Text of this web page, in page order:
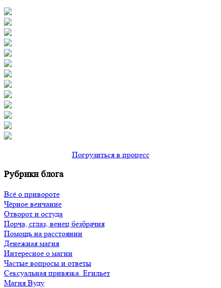
Погрузиться в процесс
Рубрики блога
Всё о привороте
Чёрное венчание
Отворот и остуда
Порча, сглаз, венец безбрачия
Помощь на расстоянии
Денежная магия
Интересное о магии
Частые вопросы и ответы
Сексуальная привязка. Егильет
Магия Вуду